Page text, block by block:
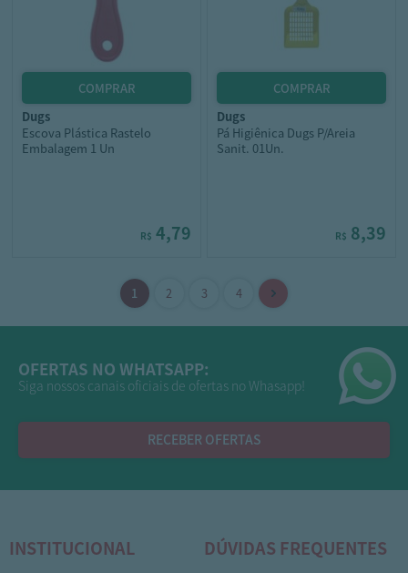
dugs
Escova Plástica Rastelo
Embalagem 1 Un
R$ 4,79
dugs
Pá Higiênica Dugs P/Areia
Sanit. 01Un.
R$ 8,39
OFERTAS NO WHATSAPP:
Siga nossos canais oficiais de ofertas no Whasapp!
RECEBER OFERTAS
INSTITUCIONAL DÚVIDAS FREQUENTES